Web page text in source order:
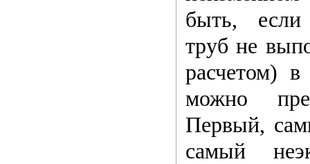
быть, если
труб не
расчетом)
можно
Первый,
самый